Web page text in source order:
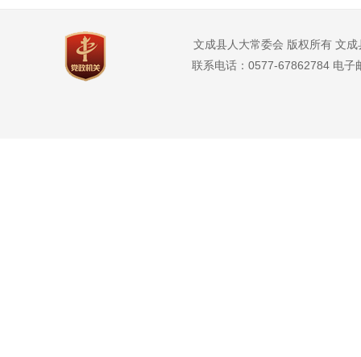
文成县人大常委会 版权所有 文
联系电话：0577-67862784 电子